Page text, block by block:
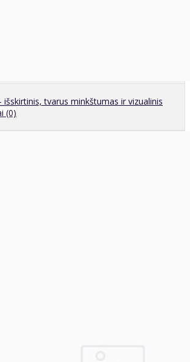
išskirtinis, tvarus minkštumas ir vizualinis
(0)